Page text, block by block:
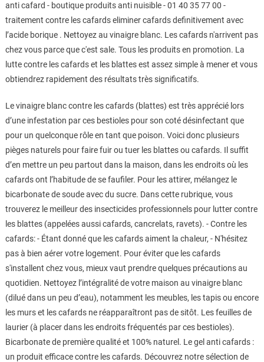
anti cafard - boutique produits anti nuisible - 01 40 35 77 00 -
traitement contre les cafards eliminer cafards definitivement avec
l’acide borique . Nettoyez au vinaigre blanc. Les cafards n'arrivent pas
chez vous parce que c'est sale. Tous les produits en promotion. La
lutte contre les cafards et les blattes est assez simple à mener et vous
obtiendrez rapidement des résultats très significatifs.
Le vinaigre blanc contre les cafards (blattes) est très apprécié lors
d’une infestation par ces bestioles pour son coté désinfectant que
pour un quelconque rôle en tant que poison. Voici donc plusieurs
pièges naturels pour faire fuir ou tuer les blattes ou cafards. Il suffit
d’en mettre un peu partout dans la maison, dans les endroits où les
cafards ont l’habitude de se faufiler. Pour les attirer, mélangez le
bicarbonate de soude avec du sucre. Dans cette rubrique, vous
trouverez le meilleur des insecticides professionnels pour lutter contre
les blattes (appelées aussi cafards, cancrelats, ravets). - Contre les
cafards: - Étant donné que les cafards aiment la chaleur, - N'hésitez
pas à bien aérer votre logement. Pour éviter que les cafards
s'installent chez vous, mieux vaut prendre quelques précautions au
quotidien. Nettoyez l’intégralité de votre maison au vinaigre blanc
(dilué dans un peu d’eau), notamment les meubles, les tapis ou encore
les murs et les cafards ne réapparaîtront pas de sitôt. Les feuilles de
laurier (à placer dans les endroits fréquentés par ces bestioles).
Bicarbonate de première qualité et 100% naturel. Le gel anti cafards :
un produit efficace contre les cafards. Découvrez notre sélection de